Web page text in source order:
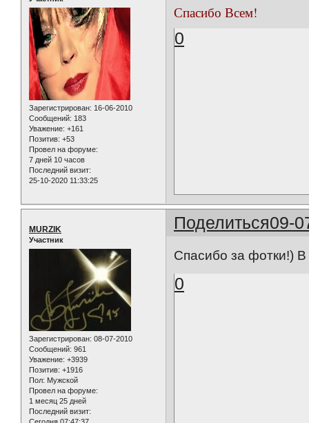
Зарегистрирован: 16-06-2010
Сообщений: 183
Уважение: +161
Позитив: +53
Провел на форуме:
7 дней 10 часов
Последний визит:
25-10-2020 11:33:25
Спасибо Всем!
0
Поделиться09-
MURZIK
Участник
Зарегистрирован: 08-07-2010
Сообщений: 961
Уважение: +3939
Позитив: +1916
Пол: Мужской
Провел на форуме:
1 месяц 25 дней
Последний визит:
Спасибо за фотки!)
0